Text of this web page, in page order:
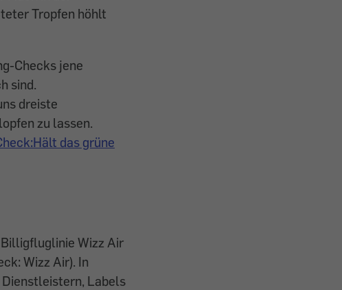
Tropfen höhlt
Checks jene
sind.
dreiste
zu lassen.
das grüne
Wizz Air
Wizz Air). In
Labels